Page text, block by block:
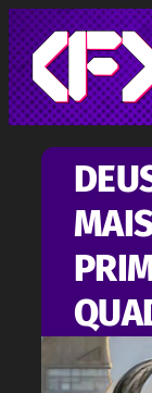
Pular
para
o
conteúdo